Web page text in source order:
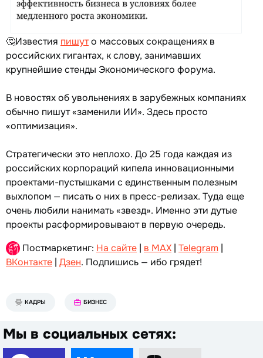
🤔Известия пишуто массовых сокращениях в
российских гигантах, к слову, занимавших
крупнейшие стенды Экономического форума.
В новостях об увольнениях в зарубежных компаниях
обычно пишут «заменили ИИ». Здесь просто
«оптимизация».
Стратегически это неплохо. До 25 года каждая из
российских корпораций кипела инновационными
проектами-пустышками с единственным полезным
выхлопом — писать о них в пресс-релизах. Туда еще
очень любили нанимать «звезд». Именно эти дутые
проекты расформировывают в первую очередь.
Постмаркетинг: На сайте | в MAX | Telegram |
ВКонтакте | Дзен. Подпишись — ибо грядет!
КАДРЫ БИЗНЕС
Мы в социальных сетях: